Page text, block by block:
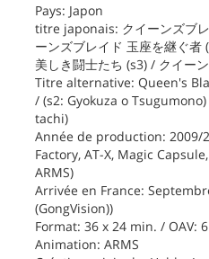
Pays: Japon
titre japonais: クイーンズブ
ーンズブレイド 玉座を継ぐ者
美しき闘士たち (s3) / クイー
Titre alternative: Queen's
/ (s2: Gyokuza o
tachi)
Année de production: 2009/
Factory, AT-X, Magic
ARMS)
Arrivée en France:
(GongVision))
Format: 36 x 24 min. / OAV:
Animation: ARMS